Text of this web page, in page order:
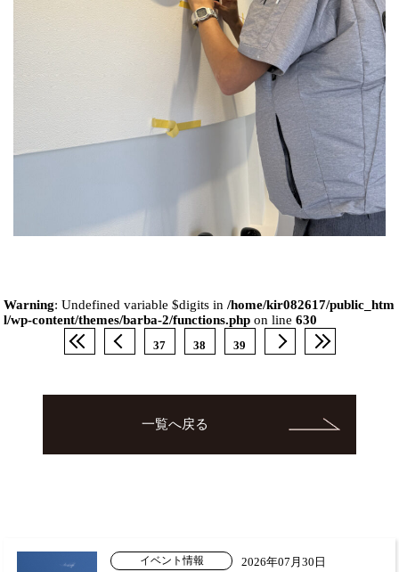
Warning: Undefined variable $digits in/home/kir082617/public_htm
l/wp-content/themes/barba-2/functions.php on line630
37 38 39
一覧へ戻る
イベント情報
2026年07月30日